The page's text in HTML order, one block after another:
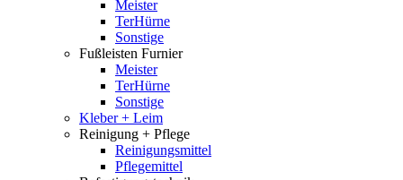
Meister
TerHürne
Sonstige
Fußleisten Furnier
Meister
TerHürne
Sonstige
Kleber + Leim
Reinigung + Pflege
Reinigungsmittel
Pflegemittel